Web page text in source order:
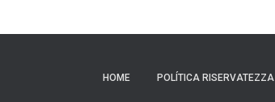
HOME POLÍTICA RISERVATEZZA